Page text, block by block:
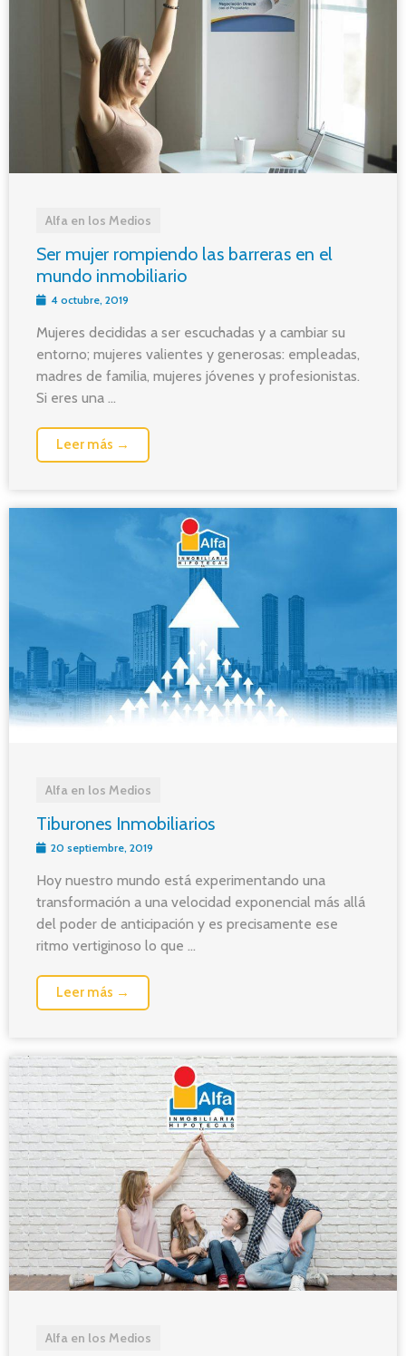
Alfa en los Medios
Ser mujer rompiendo las barreras en el
mundo inmobiliario
4 octubre, 2019
Mujeres decididas a ser escuchadas y a cambiar su
entorno; mujeres valientes y generosas: empleadas,
madres de familia, mujeres jóvenes y profesionistas.
Si eres una ...
Leer más →
Alfa en los Medios
Tiburones Inmobiliarios
20 septiembre, 2019
Hoy nuestro mundo está experimentando una
transformación a una velocidad exponencial más allá
del poder de anticipación y es precisamente ese
ritmo vertiginoso lo que ...
Leer más →
Alfa en los Medios